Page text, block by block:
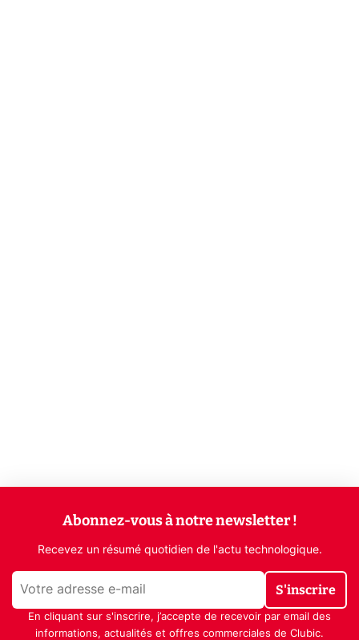
Abonnez-vous à notre newsletter !
Recevez un résumé quotidien de l'actu technologique.
S'inscrire
En cliquant sur s'inscrire, j’accepte de recevoir par email des
informations, actualités et offres commerciales de Clubic.